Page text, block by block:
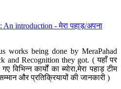
introduction - मेरा पहाड़/अपना
works being done by MeraPahad
and Recognition they got. ( यहाँ पर
विभिन्न कार्यों का ब्योरा,मेरा पहाड़ टीम
और प्रतिक्रियायों की जानकारी )